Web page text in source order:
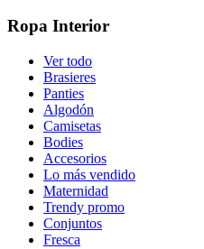
Ropa Interior
Ver todo
Brasieres
Panties
Algodón
Camisetas
Bodies
Accesorios
Lo más vendido
Maternidad
Trendy promo
Conjuntos
Fresca